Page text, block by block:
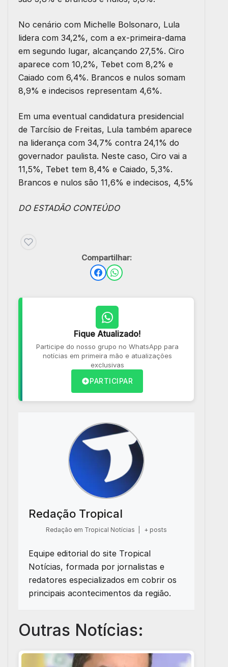
No cenário com Michelle Bolsonaro, Lula
lidera com 34,2%, com a ex-primeira-dama
em segundo lugar, alcançando 27,5%. Ciro
aparece com 10,2%, Tebet com 8,2% e
Caiado com 6,4%. Brancos e nulos somam
8,9% e indecisos representam 4,6%.
Em uma eventual candidatura presidencial
de Tarcísio de Freitas, Lula também aparece
na liderança com 34,7% contra 24,1% do
governador paulista. Neste caso, Ciro vai a
11,5%, Tebet tem 8,4% e Caiado, 5,3%.
Brancos e nulos são 11,6% e indecisos, 4,5%
DO ESTADÃO CONTEÚDO
Compartilhar:
Fique Atualizado!
Participe do nosso grupo no WhatsApp para
notícias em primeira mão e atualizações
exclusivas
PARTICIPAR
Redação Tropical
Redação em Tropical Notícias + posts
Equipe editorial do site Tropical
Notícias, formada por jornalistas e
redatores especializados em cobrir os
principais acontecimentos da região.
Outras Notícias: